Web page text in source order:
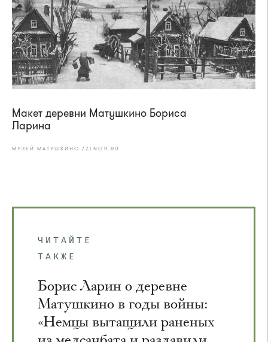
Макет деревни Матушкино Бориса
Ларина
МУЗЕЙ МАТУШКИНО /ZLNGR.RU
ЧИТАЙТЕ
ТАКЖЕ
Борис Ларин о деревне
Матушкино в годы войны:
«Немцы вытащили раненых